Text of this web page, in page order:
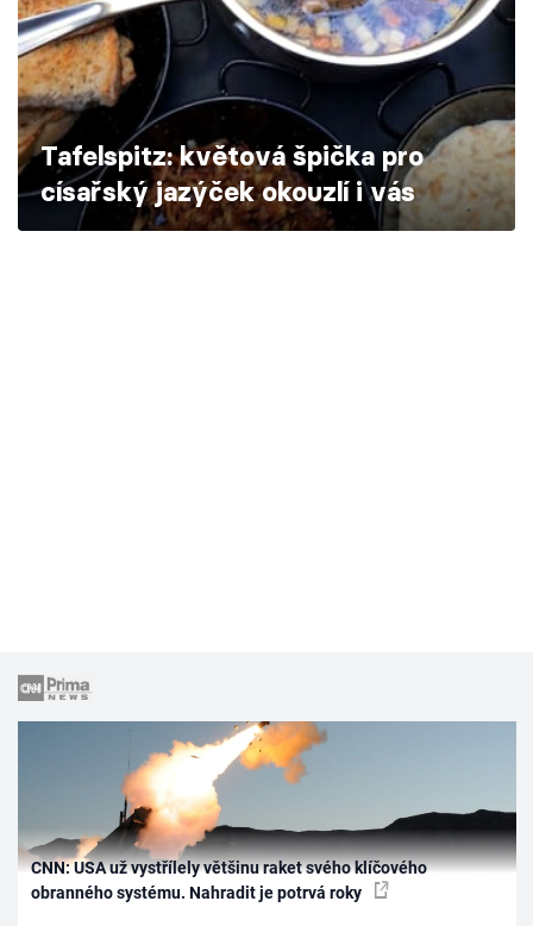
Škola vaření
Recepty z TV
Speciál: Cuketa
Těhotnej kuchař
Tafelspitz: květová špička pro
císařský jazýček okouzlí i vás
CNN: USA už vystřílely většinu raket svého klíčového
obranného systému. Nahradit je potrvá roky